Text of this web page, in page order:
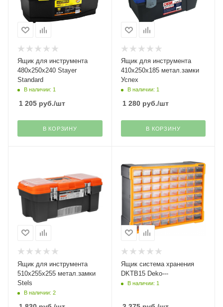
Ящик для инструмента
480х250х240 Stayer
Standard
В наличии: 1
1 205 руб./шт
В КОРЗИНУ
Ящик для инструмента
410х250х185 метал.замки
Успех
В наличии: 1
1 280руб./шт
В КОРЗИНУ
Ящик для инструмента
510х255х255 метал.замки
Stels
В наличии: 2
Ящик система хранения
DKTB15 Deko---
В наличии: 1